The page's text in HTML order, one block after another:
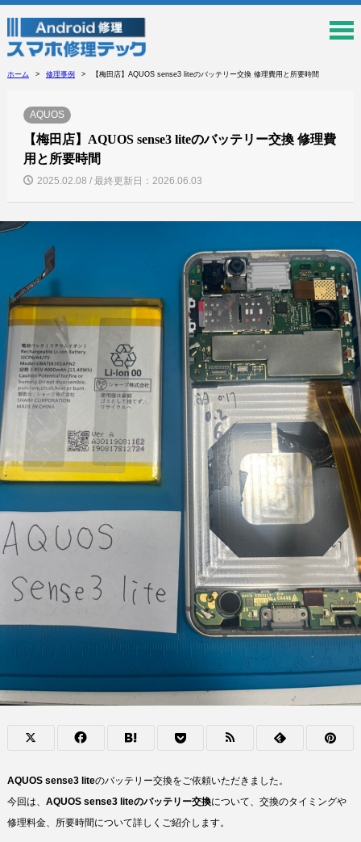
ホーム 修理事例 【梅田店】AQUOS sense3 liteのバッテリー交換 修理費用と所要時間
AQUOS
【梅田店】AQUOS sense3 liteのバッテリー交換 修理費
用と所要時間
2025.02.08 / 最終更新日：2026.06.03
AQUOS sense3 liteのバッテリー交換をご依頼いただきました。
今回は、 AQUOS sense3 liteのバッテリー交換について、交換のタイミングや
修理料金、所要時間について詳しくご紹介します。